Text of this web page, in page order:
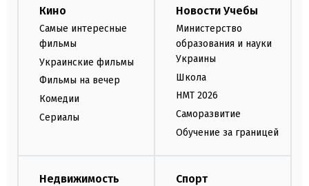
Кино
Самые интересные
фильмы
Украинские фильмы
Фильмы на вечер
Комедии
Сериалы
Новости Учебы
Министерство
образования и науки
Украины
Школа
НМТ 2026
Саморазвитие
Обучение за границей
Недвижимость Спорт